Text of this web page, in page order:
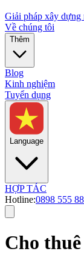
Giải pháp xây dựng
Về chúng tôi
Thêm
Blog
Kinh nghiệm
Tuyển dụng
Language
HỢP TÁC
Hotline:0898 555
Cho